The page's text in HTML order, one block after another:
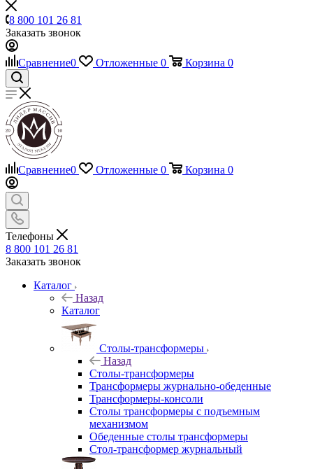
8 800 101 26 81
Заказать звонок
Сравнение0 Отложенные 0 Корзина 0
Сравнение0 Отложенные 0 Корзина 0
Телефоны
8 800 101 26 81
Заказать звонок
Каталог
Назад
Каталог
Столы-трансформеры
Назад
Столы-трансформеры
Трансформеры журнально-обеденные
Трансформеры-консоли
Столы трансформеры с подъемным
механизмом
Обеденные столы трансформеры
Стол-трансформер журнальный